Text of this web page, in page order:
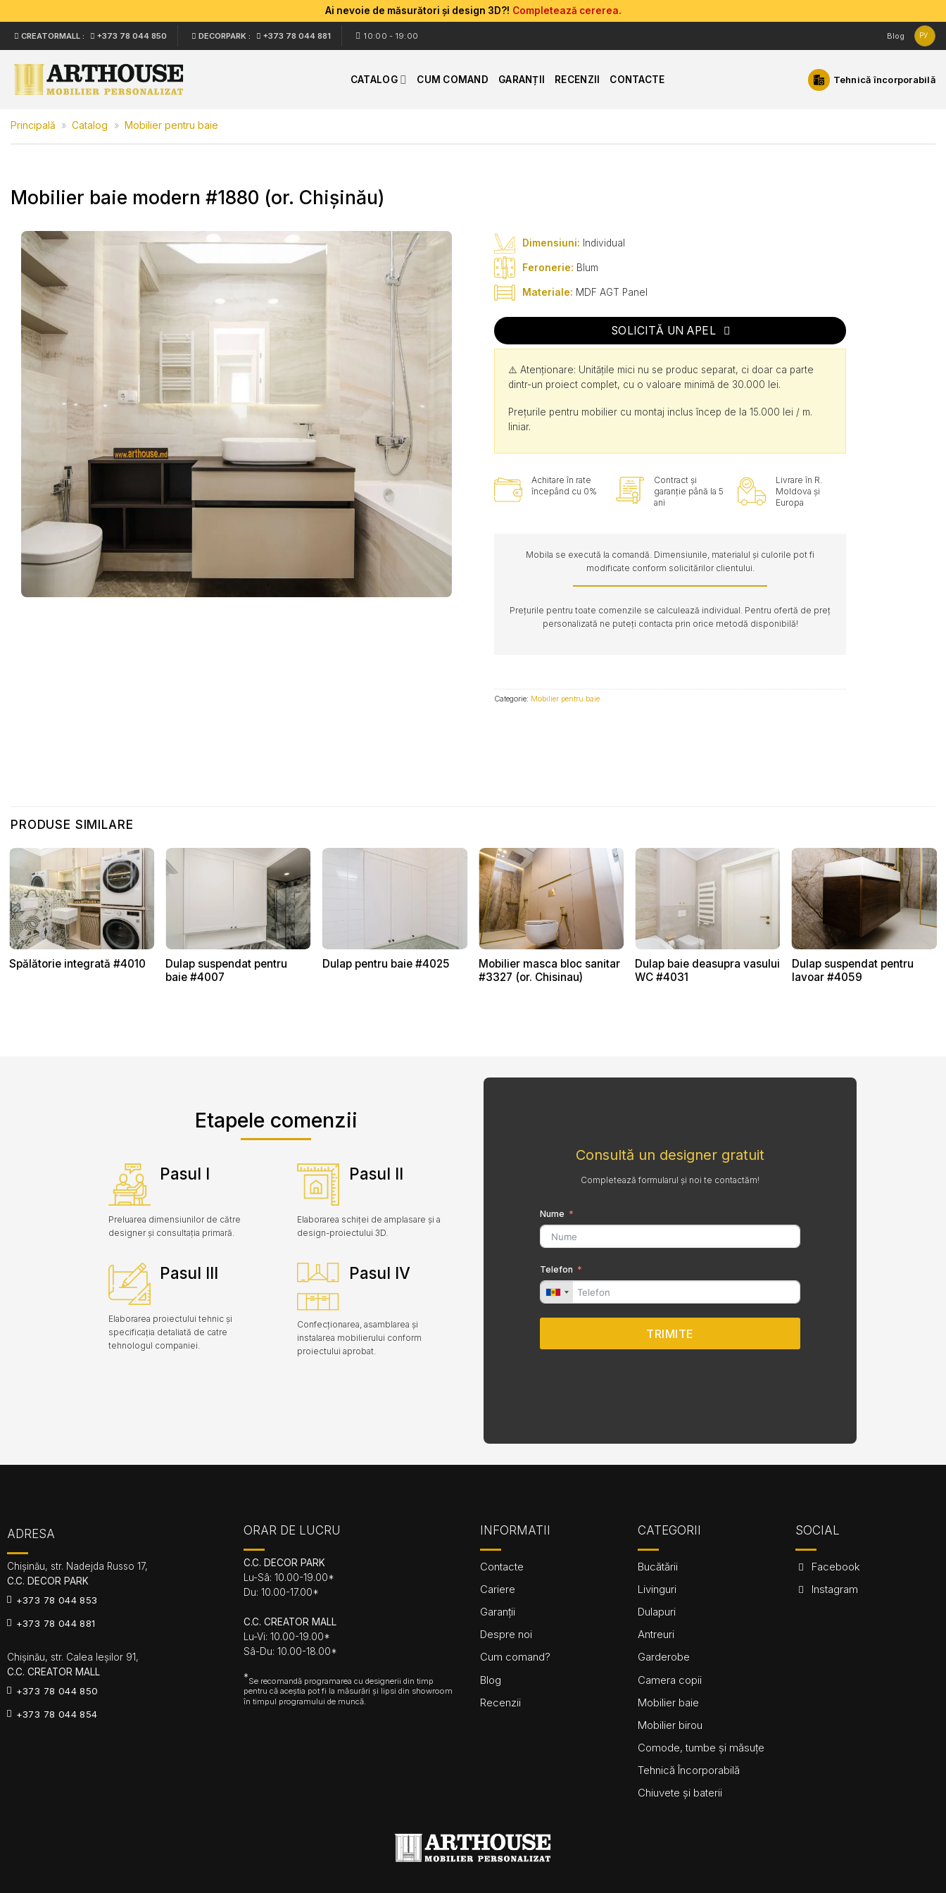
Ai nevoie de măsurători și design 3D?! Completează cererea.
CREATORMALL : +373 78 044 850 DECORPARK : +373 78 044 881 10:00 - 19:00 Blog РУ
CATALOG CUM COMAND GARANȚII RECENZII CONTACTE Tehnică încorporabilă
Principală » Catalog » Mobilier pentru baie
Mobilier baie modern #1880 (or. Chișinău)
Dimensiuni: Individual
Feronerie: Blum
Materiale: MDF AGT Panel
SOLICITĂ UN APEL
⚠️ Atenționare: Unitățile mici nu se produc separat, ci doar ca parte
dintr-un proiect complet, cu o valoare minimă de 30.000 lei.
Prețurile pentru mobilier cu montaj inclus încep de la 15.000 lei / m.
liniar.
Achitare în rate
începând cu 0%
Contract și
garanție până la 5
ani
Livrare în R.
Moldova și
Europa
Mobila se execută la comandă. Dimensiunile, materialul și culorile pot fi
modificate conform solicitărilor clientului.
Prețurile pentru toate comenzile se calculează individual. Pentru ofertă de preț
personalizată ne puteți contacta prin orice metodă disponibilă!
Categorie: Mobilier pentru baie
PRODUSE SIMILARE
Spălătorie integrată #4010
Dulap suspendat pentru
baie #4007
Dulap pentru baie #4025
Mobilier masca bloc sanitar
#3327 (or. Chisinau)
Dulap baie deasupra vasului
WC #4031
Dulap suspendat pentru
lavoar #4059
Etapele comenzii
Pasul I
Preluarea dimensiunilor de către
designer și consultația primară.
Pasul II
Elaborarea schiței de amplasare și a
design-proiectului 3D.
Pasul III
Elaborarea proiectului tehnic și
specificația detaliată de catre
tehnologul companiei.
Pasul IV
Confecționarea, asamblarea și
instalarea mobilierului conform
proiectului aprobat.
Consultă un designer gratuit
Completează formularul și noi te contactăm!
Nume
Telefon
TRIMITE
ADRESA
Chișinău, str. Nadejda Russo 17,
C.C. DECOR PARK
+373 78 044 853
+373 78 044 881
Chișinău, str. Calea Ieșilor 91,
C.C. CREATOR MALL
+373 78 044 850
+373 78 044 854
ORAR DE LUCRU
C.C. DECOR PARK
Lu-Sâ: 10.00-19.00*
Du: 10.00-17.00*
C.C. CREATOR MALL
Lu-Vi: 10.00-19.00*
Sâ-Du: 10.00-18.00*
*Se recomandă programarea cu designerii din timp
pentru că aceștia pot fi la măsurări și lipsi din showroom
în timpul programului de muncă.
INFORMATII
Contacte
Cariere
Garanții
Despre noi
Cum comand?
Blog
Recenzii
CATEGORII
Bucătării
Livinguri
Dulapuri
Antreuri
Garderobe
Camera copii
Mobilier baie
Mobilier birou
Comode, tumbe și măsuțe
Tehnică Încorporabilă
Chiuvete și baterii
SOCIAL
Facebook
Instagram